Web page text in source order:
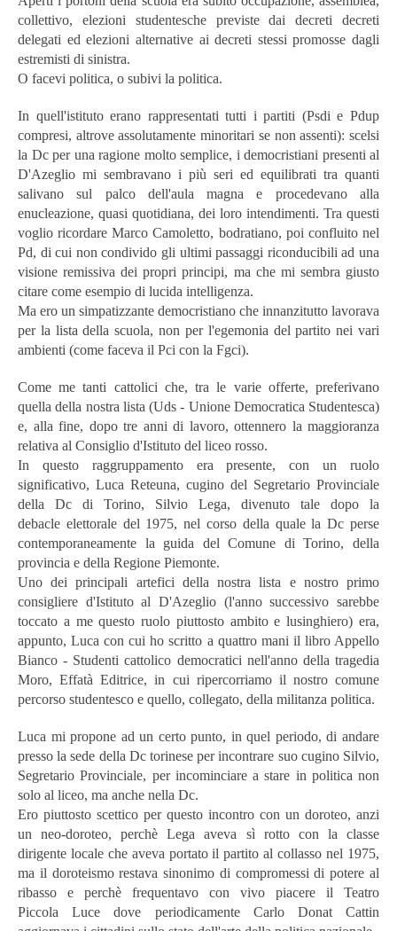
collettivo, elezioni studentesche previste dai decreti decreti
delegati ed elezioni alternative ai decreti stessi promosse dagli
estremisti di sinistra.
O facevi politica, o subivi la politica.
In quell'istituto erano rappresentati tutti i partiti (Psdi e Pdup
compresi, altrove assolutamente minoritari se non assenti): scelsi
la Dc per una ragione molto semplice, i democristiani presenti al
D'Azeglio mi sembravano i più seri ed equilibrati tra quanti
salivano sul palco dell'aula magna e procedevano alla
enucleazione, quasi quotidiana, dei loro intendimenti. Tra questi
voglio ricordare Marco Camoletto, bodratiano, poi confluito nel
Pd, di cui non condivido gli ultimi passaggi riconducibili ad una
visione remissiva dei propri principi, ma che mi sembra giusto
citare come esempio di lucida intelligenza.
Ma ero un simpatizzante democristiano che innanzitutto lavorava
per la lista della scuola, non per l'egemonia del partito nei vari
ambienti (come faceva il Pci con la Fgci).
Come me tanti cattolici che, tra le varie offerte, preferivano
quella della nostra lista (Uds - Unione Democratica Studentesca)
e, alla fine, dopo tre anni di lavoro, ottennero la maggioranza
relativa al Consiglio d'Istituto del liceo rosso.
In questo raggruppamento era presente, con un ruolo
significativo, Luca Reteuna, cugino del Segretario Provinciale
della Dc di Torino, Silvio Lega, divenuto tale dopo la
debacle elettorale del 1975, nel corso della quale la Dc perse
contemporaneamente la guida del Comune di Torino, della
provincia e della Regione Piemonte.
Uno dei principali artefici della nostra lista e nostro primo
consigliere d'Istituto al D'Azeglio (l'anno successivo sarebbe
toccato a me questo ruolo piuttosto ambito e lusinghiero) era,
appunto, Luca con cui ho scritto a quattro mani il libro Appello
Bianco - Studenti cattolico democratici nell'anno della tragedia
Moro, Effatà Editrice, in cui ripercorriamo il nostro comune
percorso studentesco e quello, collegato, della militanza politica.
Luca mi propone ad un certo punto, in quel periodo, di andare
presso la sede della Dc torinese per incontrare suo cugino Silvio,
Segretario Provinciale, per incominciare a stare in politica non
solo al liceo, ma anche nella Dc.
Ero piuttosto scettico per questo incontro con un doroteo, anzi
un neo-doroteo, perchè Lega aveva sì rotto con la classe
dirigente locale che aveva portato il partito al collasso nel 1975,
ma il doroteismo restava sinonimo di compromessi di potere al
ribasso e perchè frequentavo con vivo piacere il Teatro
Piccola Luce dove periodicamente Carlo Donat Cattin